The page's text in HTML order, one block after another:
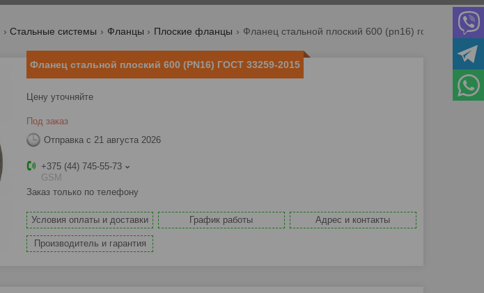
Стальные системы Фланцы Плоские фланцы
Фланец стальной плоский 600 (PN16) ГОСТ 33259-2015
Цену уточняйте
Под заказ
Отправка с 21 августа 2026
+375 (44) 745-55-73
GSM
Заказ только по телефону
Условия оплаты и доставки График работы Адрес и контакты
Производитель и гарантия